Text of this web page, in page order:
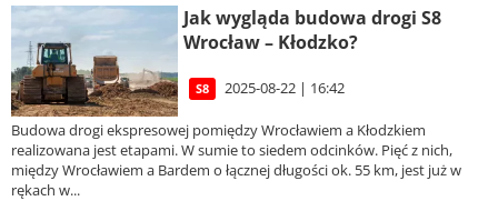
Jak wygląda budowa drogi S8
Wrocław – Kłodzko?
S8 2025-08-22 | 16:42
Budowa drogi ekspresowej pomiędzy Wrocławiem a Kłodzkiem
realizowana jest etapami. W sumie to siedem odcinków. Pięć z nich,
między Wrocławiem a Bardem o łącznej długości ok. 55 km, jest już w
rękach w...